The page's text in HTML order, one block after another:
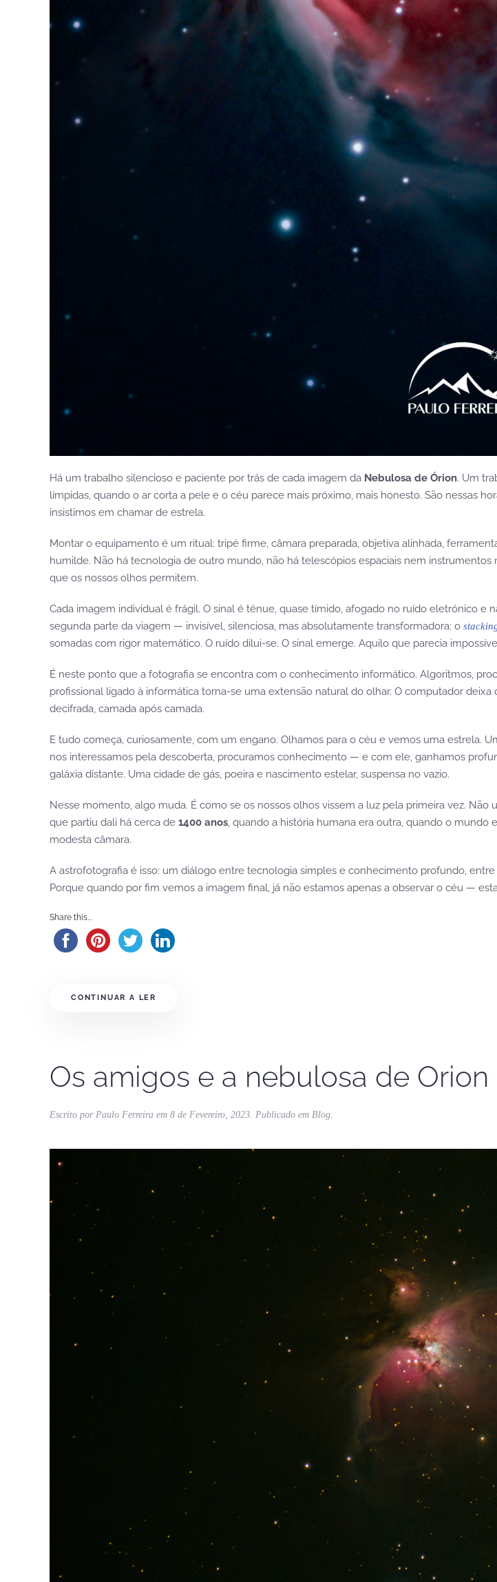
Há um trabalho silencioso e paciente por trás de cada imagem da Nebulosa de Órion. Um
límpidas, quando o ar corta a pele e o céu parece mais próximo, mais honesto. São nessas
insistimos em chamar de estrela.
Montar o equipamento é um ritual: tripé firme, câmara preparada, objetiva alinhada,
humilde. Não há tecnologia de outro mundo, não há telescópios espaciais nem
que os nossos olhos permitem.
Cada imagem individual é frágil. O sinal é ténue, quase tímido, afogado no ruído eletrónico
segunda parte da viagem — invisível, silenciosa, mas absolutamente transformadora: o
somadas com rigor matemático. O ruído dilui-se. O sinal emerge. Aquilo que parecia
É neste ponto que a fotografia se encontra com o conhecimento informático. Algoritmos,
profissional ligado à informática torna-se uma extensão natural do olhar. O computador
decifrada, camada após camada.
E tudo começa, curiosamente, com um engano. Olhamos para o céu e vemos uma estrela.
nos interessamos pela descoberta, procuramos conhecimento — e com ele, ganhamos
galáxia distante. Uma cidade de gás, poeira e nascimento estelar, suspensa no vazio.
Nesse momento, algo muda. É como se os nossos olhos vissem a luz pela primeira vez.
que partiu dali há cerca de 1400 anos, quando a história humana era outra, quando o mundo
modesta câmara.
A astrofotografia é isso: um diálogo entre tecnologia simples e conhecimento profundo,
Porque quando por fim vemos a imagem final, já não estamos apenas a observar o céu —
Share this...
CONTINUAR A LER
Os amigos e a nebulosa de Orion
Escrito por Paulo Ferreira em 8 de Fevereiro, 2023. Publicado em Blog.